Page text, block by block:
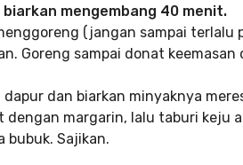
biarkan mengembang 40 menit.
(jangan sampai terlalu
Goreng sampai donat
dan biarkan minyaknya
margarin, lalu taburi keju
bubuk. Sajikan.